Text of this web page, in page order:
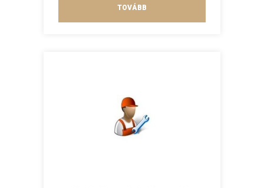
TOVÁBB